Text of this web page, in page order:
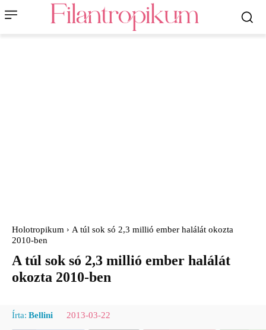
Holotropikum
A túl sok só 2,3 millió ember halálát okozta
2010-ben
A túl sok só 2,3 millió ember halálát
okozta 2010-ben
Írta: Bellini 2013-03-22